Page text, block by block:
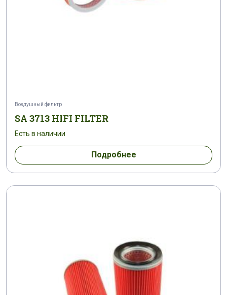
Воздушный фильтр
SA 3713 HIFI FILTER
Есть в наличии
Подробнее